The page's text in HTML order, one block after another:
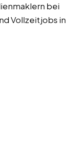
bei
Vollzeitjobs in